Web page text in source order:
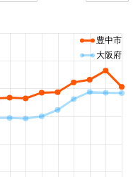
豊中市
大阪府